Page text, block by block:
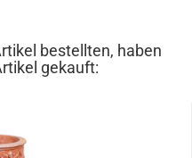
bestellten, haben
gekauft: